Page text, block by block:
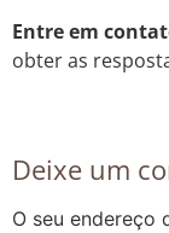
Entre em
obter as
Deixe um
O seu endereço